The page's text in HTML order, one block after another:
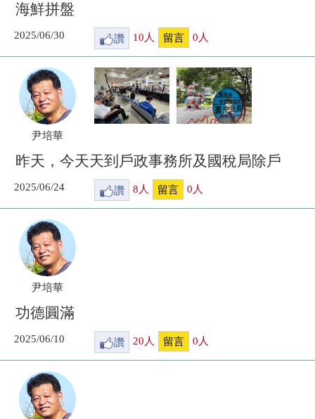
海鮮拼盤
2025/06/30 讚 10人 留言 0人
尹培華
昨天，今天天到戶政事務所及國稅局除戶
2025/06/24 讚 8 人 留言 0 人
尹培華
功德圓滿
2025/06/10 讚 20 人 留言 0 人